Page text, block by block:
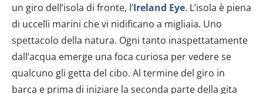
un giro dell’isola di fronte, l’Ireland Eye. L’isola è piena
di uccelli marini che vi nidificano a migliaia. Uno
spettacolo della natura. Ogni tanto inaspettatamente
dall’acqua emerge una foca curiosa per vedere se
qualcuno gli getta del cibo. Al termine del giro in
barca e prima di iniziare la seconda parte della gita